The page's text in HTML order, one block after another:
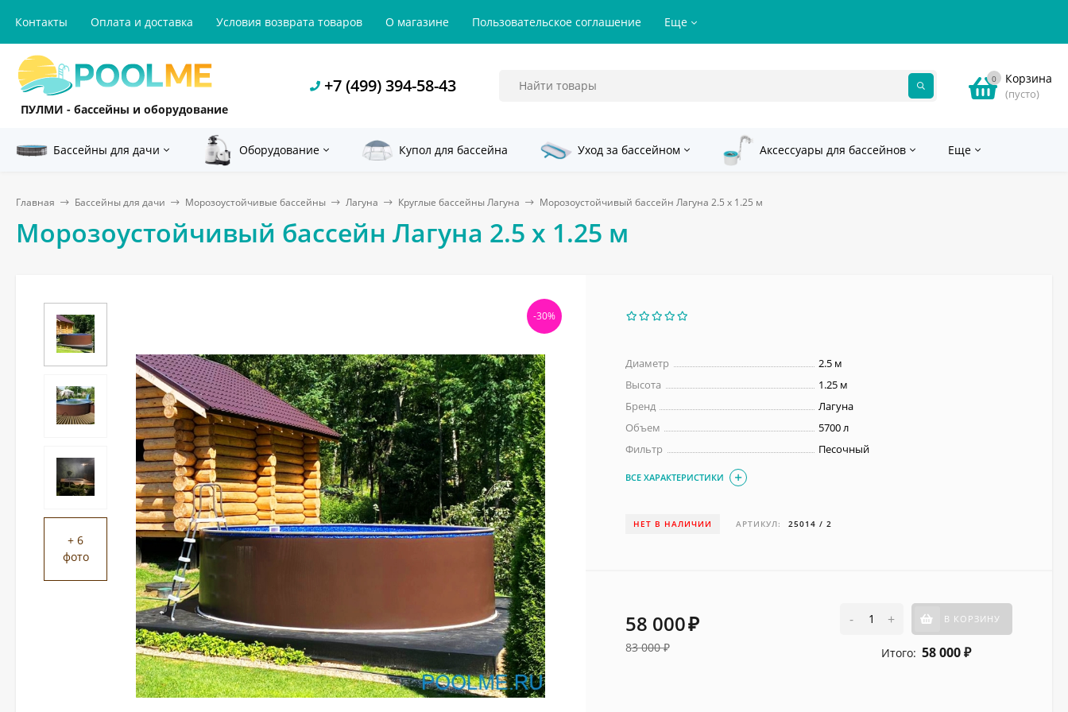
Контакты Оплата и доставка Условия возврата товаров О магазине Пользовательское соглашение Еще
ПУЛМИ - бассейны и оборудование
+7 (499) 394-58-43 0 Корзина
(пусто)
Бассейны для дачи Оборудование Купол для бассейна Уход за бассейном Аксессуары для бассейнов Еще
Главная Бассейны для дачи Морозоустойчивые бассейны Лагуна Круглые бассейны Лагуна Морозоустойчивый бассейн Лагуна 2.5 х 1.25 м
Морозоустойчивый бассейн Лагуна 2.5 х 1.25 м
+ 6
фото
-30%
Диаметр
2.5 м
Высота
1.25 м
Бренд
Лагуна
Объем
5700 л
Фильтр
Песочный
ВСЕ ХАРАКТЕРИСТИКИ
НЕТ В НАЛИЧИИ АРТИКУЛ: 25014 / 2
58 000₽
83 000 ₽
- + В КОРЗИНУ
Итого: 58 000 ₽